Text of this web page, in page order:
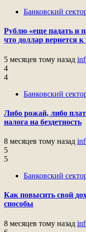
Банковский
Рублю «еще падать и
что доллар вернется к
5 месяцев тому назад
4
4
Банковский
Либо рожай, либо
налога на бездетность
8 месяцев тому назад
5
5
Банковский
Как повысить свой
способы
8 месяцев тому назад